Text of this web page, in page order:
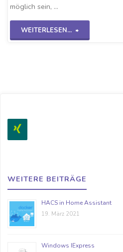
möglich sein, …
WEITERLESEN...
"Windows
WEITERE BEITRÄGE
HACS in Home Assistant
19. März 2021
Windows IExpress